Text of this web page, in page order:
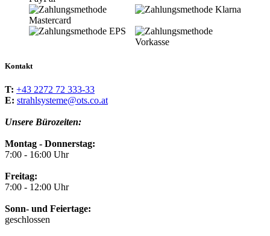
Kontakt
T: +43 2272 72 333-33
E: strahlsysteme@ots.co.at
Unsere Bürozeiten:
Montag - Donnerstag:
7:00 - 16:00 Uhr
Freitag:
7:00 - 12:00 Uhr
Sonn- und Feiertage:
geschlossen